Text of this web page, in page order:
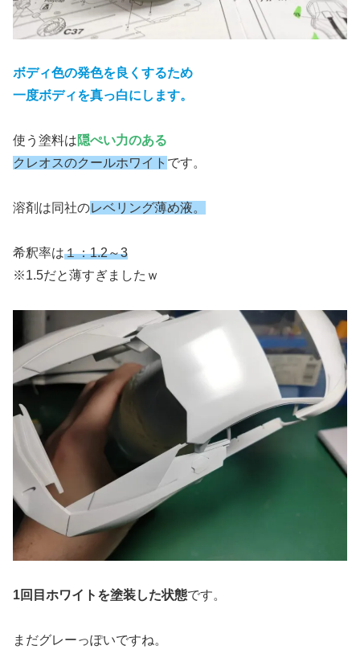
ボディ色の発色を良くするため
一度ボディを真っ白にします。
使う塗料は隠ぺい力のある
クレオスのクールホワイト です。
溶剤は同社のレベリング薄め液。
希釈率は１：1.2～3
※1.5だと薄すぎましたｗ
1回目ホワイトを塗装した状態です。
まだグレーっぽいですね。